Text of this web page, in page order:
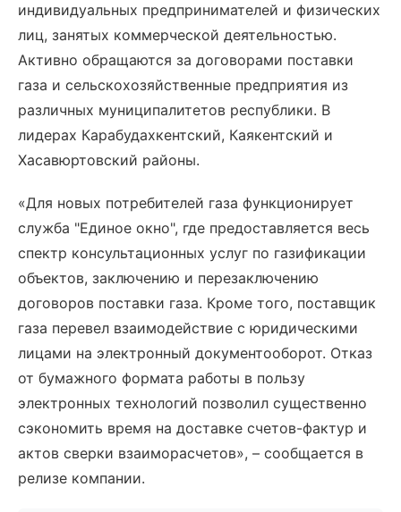
индивидуальных предпринимателей и физических
лиц, занятых коммерческой деятельностью.
Активно обращаются за договорами поставки
газа и сельскохозяйственные предприятия из
различных муниципалитетов республики. В
лидерах Карабудахкентский, Каякентский и
Хасавюртовский районы.
«Для новых потребителей газа функционирует
служба "Единое окно", где предоставляется весь
спектр консультационных услуг по газификации
объектов, заключению и перезаключению
договоров поставки газа. Кроме того, поставщик
газа перевел взаимодействие с юридическими
лицами на электронный документооборот. Отказ
от бумажного формата работы в пользу
электронных технологий позволил существенно
сэкономить время на доставке счетов-фактур и
актов сверки взаиморасчетов», – сообщается в
релизе компании.